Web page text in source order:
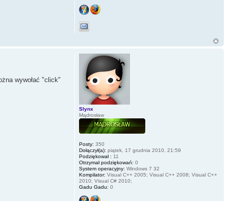
wywołać "click"
Slynx
Mądrosław
Posty: 350
Dołączył(a): piątek, 17 grudnia 2010, 21:59
Podziękował : 11
Otrzymał podziękowań: 0
System operacyjny: Windows 7 32
Kompilator: Visual C++ 2005; Visual C++ 2008; Visual C++
2010; Visual C# 2010;
Gadu Gadu: 0